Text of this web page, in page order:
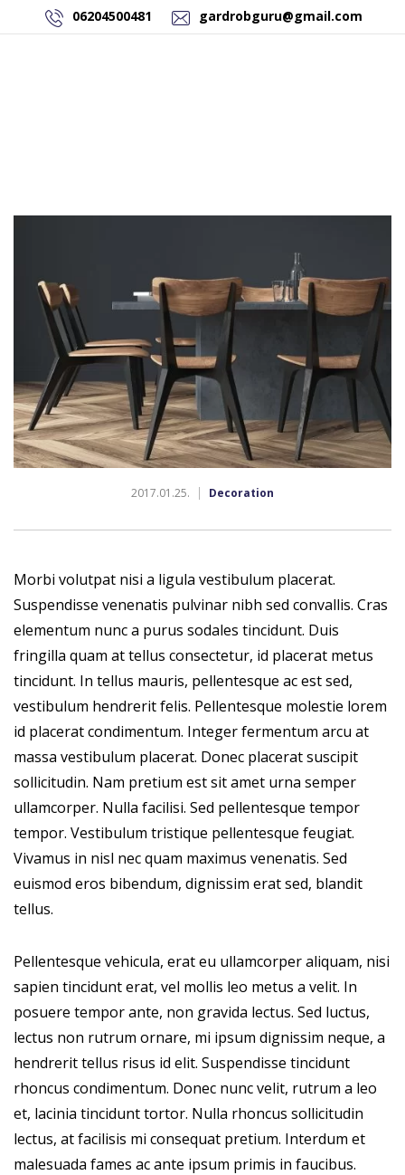
06204500481 gardrobguru@gmail.com
SAJÁT GYÁRTÁSÚ TERMÉKEK
2017.01.25. Decoration
Morbi volutpat nisi a ligula vestibulum placerat.
Suspendisse venenatis pulvinar nibh sed convallis. Cras
elementum nunc a purus sodales tincidunt. Duis
fringilla quam at tellus consectetur, id placerat metus
tincidunt. In tellus mauris, pellentesque ac est sed,
vestibulum hendrerit felis. Pellentesque molestie lorem
id placerat condimentum. Integer fermentum arcu at
massa vestibulum placerat. Donec placerat suscipit
sollicitudin. Nam pretium est sit amet urna semper
ullamcorper. Nulla facilisi. Sed pellentesque tempor
tempor. Vestibulum tristique pellentesque feugiat.
Vivamus in nisl nec quam maximus venenatis. Sed
euismod eros bibendum, dignissim erat sed, blandit
tellus.
Pellentesque vehicula, erat eu ullamcorper aliquam, nisi
sapien tincidunt erat, vel mollis leo metus a velit. In
posuere tempor ante, non gravida lectus. Sed luctus,
lectus non rutrum ornare, mi ipsum dignissim neque, a
hendrerit tellus risus id elit. Suspendisse tincidunt
rhoncus condimentum. Donec nunc velit, rutrum a leo
et, lacinia tincidunt tortor. Nulla rhoncus sollicitudin
lectus, at facilisis mi consequat pretium. Interdum et
malesuada fames ac ante ipsum primis in faucibus.